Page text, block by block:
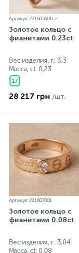
Артикул: 221605601cz
Золотое кольцо с
фианитами 0.23ct
Вес изделия, г.: 3,3
Масса, ct: 0,23
17
28 217 грн /шт.
Артикул: 221607001
Золотое кольцо с
фианитами 0.08ct
Вес изделия, г.: 3,04
Масса, ct: 0,08